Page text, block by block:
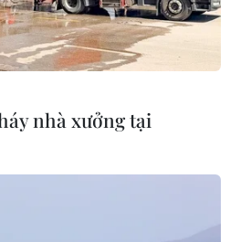
Campuchia
hùng liệt sỹ
Lễ cầu siêu,
nhà xưởng tại